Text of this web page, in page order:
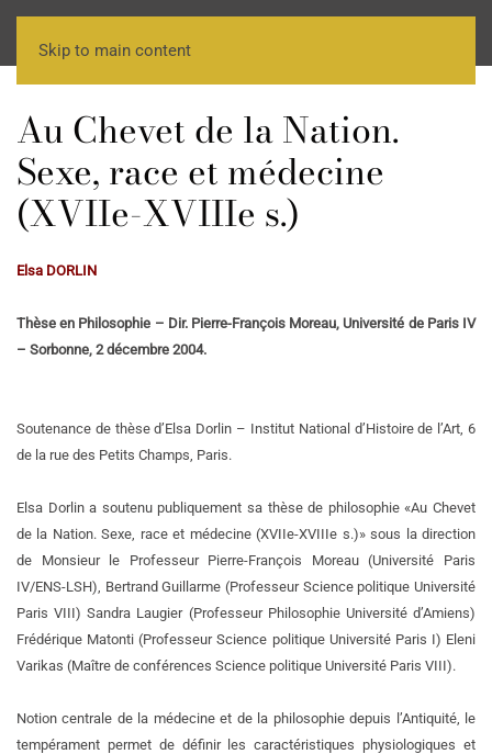
Skip to main content
Au Chevet de la Nation.
Sexe, race et médecine
(XVIIe-XVIIIe s.)
Elsa DORLIN
Thèse en Philosophie – Dir. Pierre-François Moreau, Université de Paris IV
– Sorbonne, 2 décembre 2004.
Soutenance de thèse d’Elsa Dorlin – Institut National d’Histoire de l’Art, 6
de la rue des Petits Champs, Paris.
Elsa Dorlin a soutenu publiquement sa thèse de philosophie «Au Chevet
de la Nation. Sexe, race et médecine (XVIIe-XVIIIe s.)» sous la direction
de Monsieur le Professeur Pierre-François Moreau (Université Paris
IV/ENS-LSH), Bertrand Guillarme (Professeur Science politique Université
Paris VIII) Sandra Laugier (Professeur Philosophie Université d’Amiens)
Frédérique Matonti (Professeur Science politique Université Paris I) Eleni
Varikas (Maître de conférences Science politique Université Paris VIII).
Notion centrale de la médecine et de la philosophie depuis l’Antiquité, le
tempérament permet de définir les caractéristiques physiologiques et